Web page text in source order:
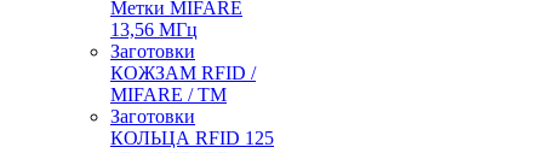
Метки MIFARE
13,56 МГц
Заготовки
КОЖЗАМ RFID /
MIFARE / TM
Заготовки
КОЛЬЦА RFID 125